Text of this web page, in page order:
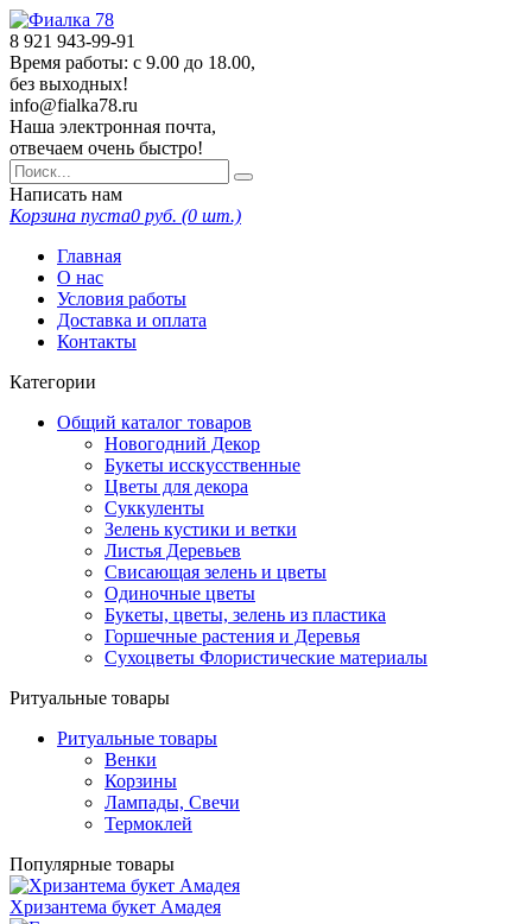
8 921 943-99-91
Время работы: с 9.00 до 18.00,
без выходных!
info@fialka78.ru
Наша электронная почта,
отвечаем очень быстро!
Написать нам
Корзина пуста0 руб. (0 шт.)
Главная
О нас
Условия работы
Доставка и оплата
Контакты
Категории
Общий каталог товаров
Новогодний Декор
Букеты исскусственные
Цветы для декора
Суккуленты
Зелень кустики и ветки
Листья Деревьев
Свисающая зелень и цветы
Одиночные цветы
Букеты, цветы, зелень из пластика
Горшечные растения и Деревья
Сухоцветы Флористические материалы
Ритуальные товары
Ритуальные товары
Венки
Корзины
Лампады, Свечи
Термоклей
Популярные товары
Хризантема букет Амадея